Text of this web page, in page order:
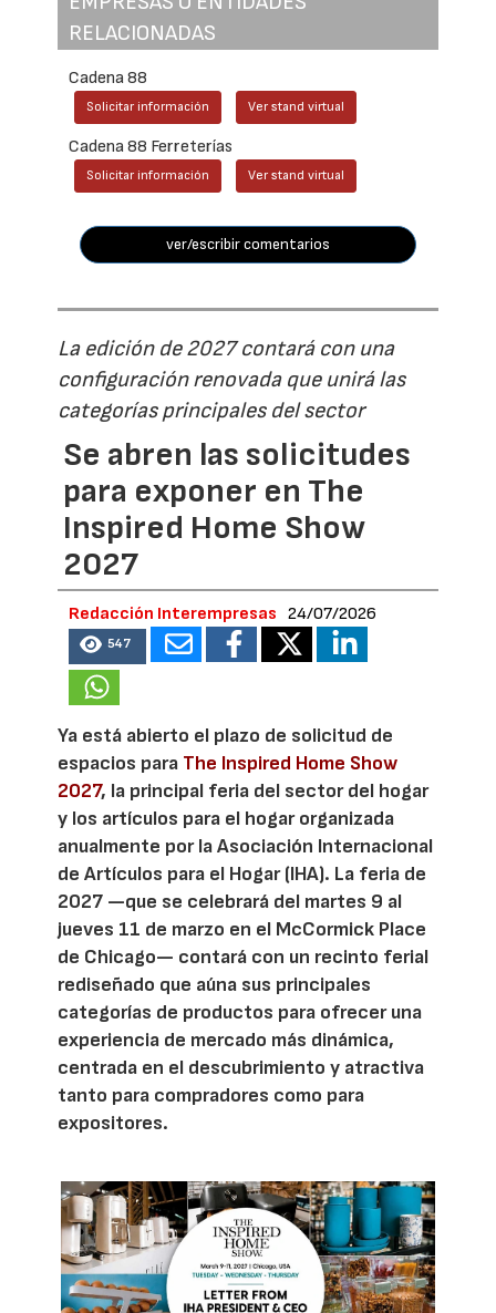
RELACIONADAS
Cadena 88
Solicitar información Ver stand virtual
Cadena 88 Ferreterías
Solicitar información Ver stand virtual
ver/escribir comentarios
La edición de 2027 contará con una
configuración renovada que unirá las
categorías principales del sector
Se abren las solicitudes
para exponer en The
Inspired Home Show
2027
Redacción Interempresas 24/07/2026
547
Ya está abierto el plazo de solicitud de
espacios para The Inspired Home Show
2027, la principal feria del sector del hogar
y los artículos para el hogar organizada
anualmente por la Asociación Internacional
de Artículos para el Hogar (IHA). La feria de
2027 —que se celebrará del martes 9 al
jueves 11 de marzo en el McCormick Place
de Chicago— contará con un recinto ferial
rediseñado que aúna sus principales
categorías de productos para ofrecer una
experiencia de mercado más dinámica,
centrada en el descubrimiento y atractiva
tanto para compradores como para
expositores.